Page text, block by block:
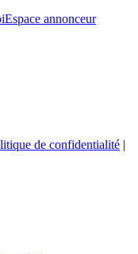
Espace annonceur
de confidentialité |